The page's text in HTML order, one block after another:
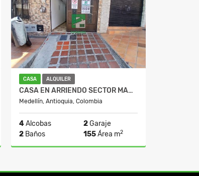
CASA ALQUILER
CASA EN ARRIENDO SECTOR MANRIQUE CENTRAL
Medellín, Antioquia, Colombia
4Alcobas 2Garaje
2 Baños 155Área m2
$3.000.000